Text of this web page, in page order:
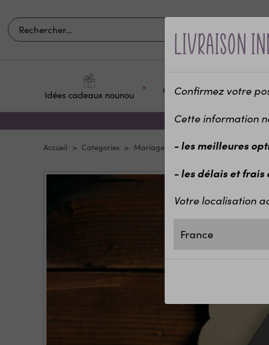
Idées cadeaux nounou
Occasions et
Pour
Livraison
Confirmez votre
Cette information
- les meilleures
- les délais et frais
Votre localisation
Accueil Categories Mariage & EVJF Pour les mariés